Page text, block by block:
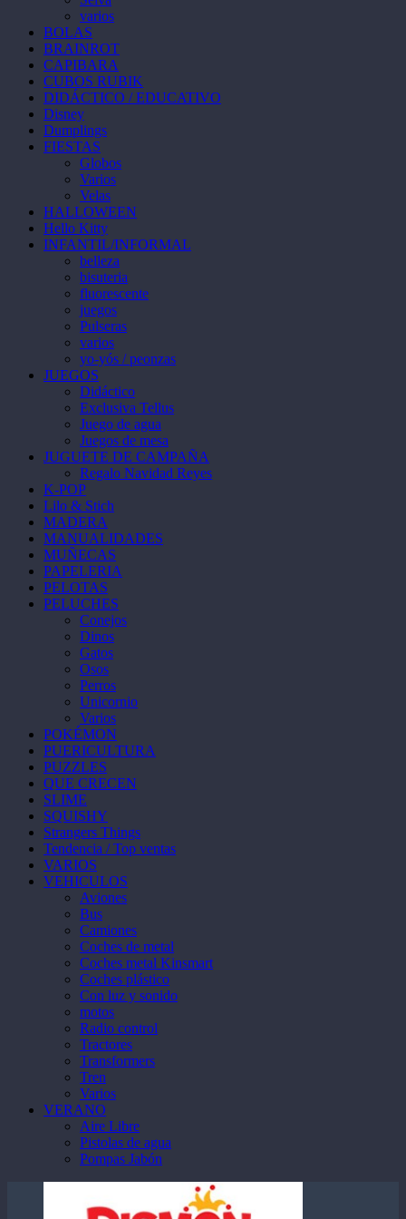
producto
varios
BOLAS
BRAINROT
CAPIBARA
CUBOS RUBIK
DIDÁCTICO / EDUCATIVO
Disney
Dumplings
FIESTAS
Globos
Varios
Velas
HALLOWEEN
Hello Kitty
INFANTIL/INFORMAL
belleza
bisuteria
fluorescente
juegos
Pulseras
varios
yo-yós / peonzas
JUEGOS
Didáctico
Exclusiva Tellus
Juego de agua
Juegos de mesa
JUGUETE DE CAMPAÑA
Regalo Navidad Reyes
K-POP
Lilo & Stich
MADERA
MANUALIDADES
MUÑECAS
PAPELERIA
PELOTAS
PELUCHES
Conejos
Dinos
Gatos
Osos
Perros
Unicornio
Varios
POKÉMON
PUERICULTURA
PUZZLES
QUE CRECEN
SLIME
SQUISHY
Strangers Things
Tendencia / Top ventas
VARIOS
VEHICULOS
Aviones
Bus
Camiones
Coches de metal
Coches metal Kinsmart
Coches plástico
Con luz y sonido
motos
Radio control
Tractores
Transformers
Tren
Varios
VERANO
Aire Libre
Pistolas de agua
Pompas Jabón